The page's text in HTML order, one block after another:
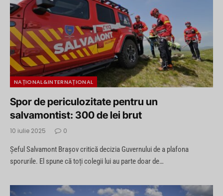
NAȚIONAL&INTERNAȚIONAL
Spor de periculozitate pentru un
salvamontist: 300 de lei brut
10 iulie 2025 0
Șeful Salvamont Brașov critică decizia Guvernului de a plafona
sporurile. El spune că toți colegii lui au parte doar de…